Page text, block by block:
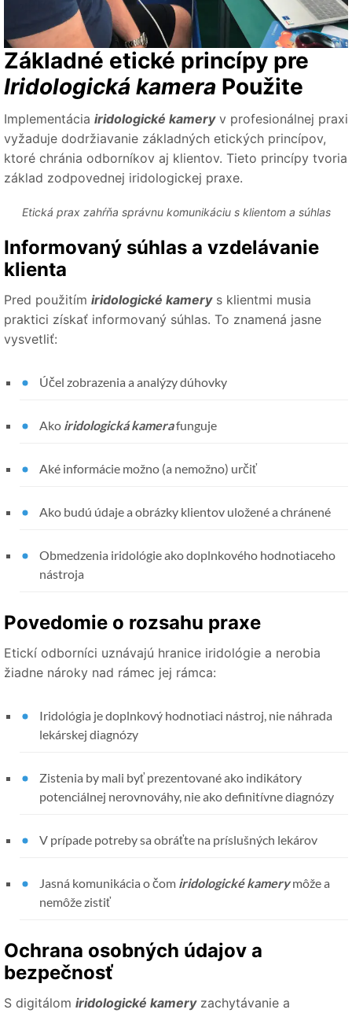
Základné etické princípy pre
Iridologická kamera Použite
Implementácia iridologické kameryv profesionálnej praxi
vyžaduje dodržiavanie základných etických princípov,
ktoré chránia odborníkov aj klientov. Tieto princípy tvoria
základ zodpovednej iridologickej praxe.
Etická prax zahŕňa správnu komunikáciu s klientom a súhlas
Informovaný súhlas a vzdelávanie
klienta
Pred použitím iridologické kamerys klientmi musia
praktici získať informovaný súhlas. To znamená jasne
vysvetliť:
Účel zobrazenia a analýzy dúhovky
Ako iridologická kamerafunguje
Aké informácie možno (a nemožno) určiť
Ako budú údaje a obrázky klientov uložené a chránené
Obmedzenia iridológie ako doplnkového hodnotiaceho
nástroja
Povedomie o rozsahu praxe
Etickí odborníci uznávajú hranice iridológie a nerobia
žiadne nároky nad rámec jej rámca:
Iridológia je doplnkový hodnotiaci nástroj, nie náhrada
lekárskej diagnózy
Zistenia by mali byť prezentované ako indikátory
potenciálnej nerovnováhy, nie ako definitívne diagnózy
V prípade potreby sa obráťte na príslušných lekárov
Jasná komunikácia o čom iridologické kamerymôže a
nemôže zistiť
Ochrana osobných údajov a
bezpečnosť
S digitálom iridologické kameryzachytávanie a